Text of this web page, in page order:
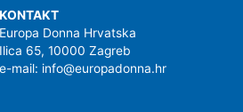
KONTAKT
Europa Donna Hrvatska
Ilica 65, 10000 Zagreb
e-mail: info@europadonna.hr